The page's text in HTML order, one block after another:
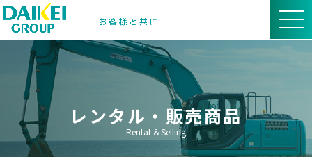
レンタル・販売商品
Rental ＆Selling